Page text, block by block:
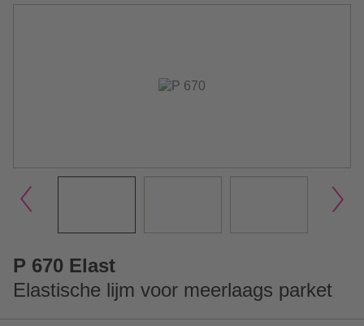
P 670 Elast
Elastische lijm voor meerlaags parket